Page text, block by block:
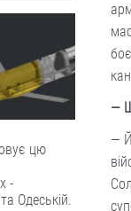
—
—
цю
-
Одеській.